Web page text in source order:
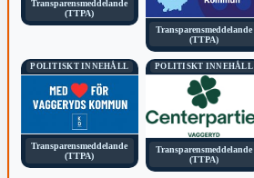
Transparensmeddelande
(TTPA)
Transparensmeddelande
(TTPA)
POLITISKT INNEHÅLL
Transparensmeddelande
(TTPA)
POLITISKT INNEHÅLL
Transparensmeddelande
(TTPA)